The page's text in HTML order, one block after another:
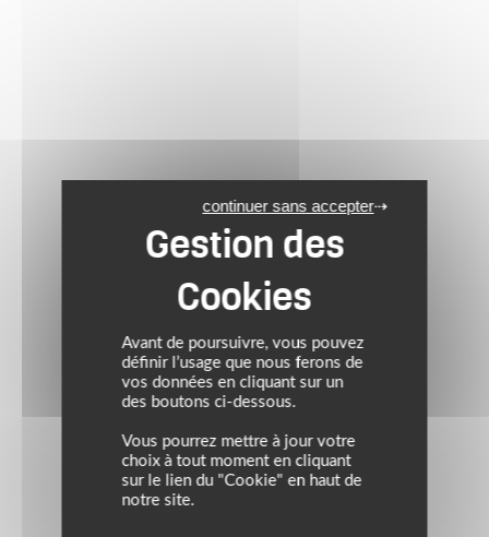
Avant de poursuivre, vous pouvez
définir l’usage que nous ferons de
vos données en cliquant sur un
des boutons ci-dessous.
Vous pourrez mettre à jour votre
choix à tout moment en cliquant
sur le lien du "Cookie" en haut de
notre site.
continuer sans accepter